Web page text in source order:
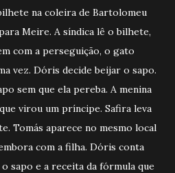
na coleira de Bartolomeu
Meire. A síndica lê o bilhete,
com a perseguição, o gato
vez. Dóris decide beijar o sapo.
sem que ela pereba. A menina
virou um príncipe. Safira leva
Tomás aparece no mesmo local
com a filha. Dóris conta
sapo e a receita da fórmula que